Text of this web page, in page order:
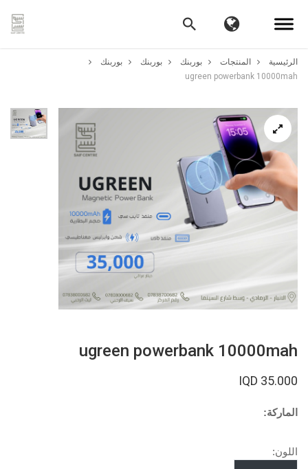
الرئيسية المنتجات بوربنك بوربنك
بوربنك
ugreen powerbank 10000mah
ugreen powerbank 10000mah
35.000 IQD
الماركة:
اللون: